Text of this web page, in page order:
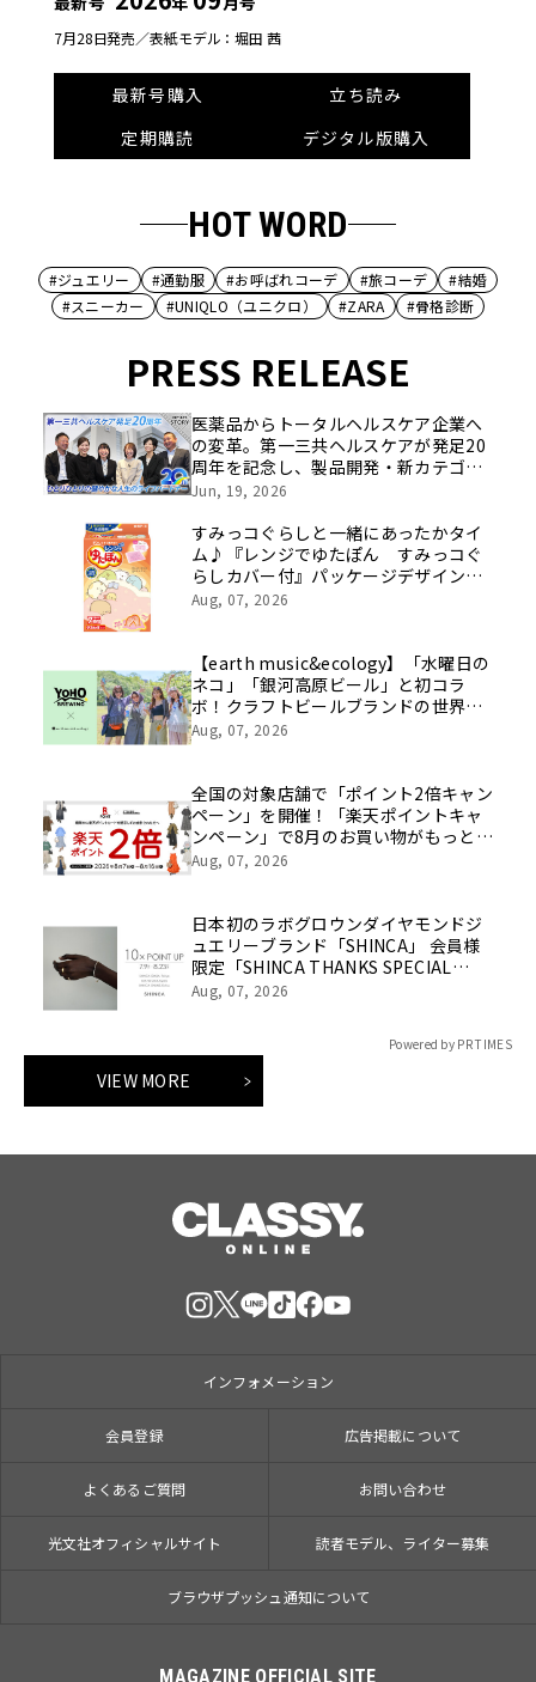
7月28日発売／表紙モデル：堀田 茜
最新号購入
立ち読み
定期購読
デジタル版購入
HOT WORD
#ジュエリー #通勤服 #お呼ばれコーデ #旅コーデ
#結婚
#スニーカー
#UNIQLO（ユニクロ） #ZARA #骨格診断
PRESS RELEASE
医薬品からトータルヘルスケア企業へ
の変革。第一三共ヘルスケアが発足20
周年を記念し、製品開発・新カテゴリ
挑戦の舞台や旧社統合時のエピソード
像を公開！
Jun, 19, 2026
すみっコぐらしと一緒にあったかタイ
ム♪『レンジでゆたぽん すみっコぐ
らしカバー付』パッケージデザインリ
ニューアル
Aug, 07, 2026
【earth music&ecology】「水曜日の
ネコ」「銀河高原ビール」と初コラ
ボ！クラフトビールブランドの世界観
を表現したアイテムが8月8日(土)発売
Aug, 07, 2026
全国の対象店舗で「ポイント2倍キャン
ペーン」を開催！「楽天ポイントキャ
ンペーン」で8月のお買い物がもっとお
得に！
Aug, 07, 2026
日本初のラボグロウンダイヤモンドジ
ュエリーブランド「SHINCA」 会員様
限定「SHINCA THANKS SPECIAL
2026 SUMMER ポイントアップキャン
Aug, 07, 2026
Powered by PR TIMES
VIEW MORE
インフォメーション
会員登録 広告掲載について
よくあるご質問 お問い合わせ
光文社オフィシャルサイト 読者モデル、ライター募集
ブラウザプッシュ通知について
MAGAZINE OFFICIAL SITE